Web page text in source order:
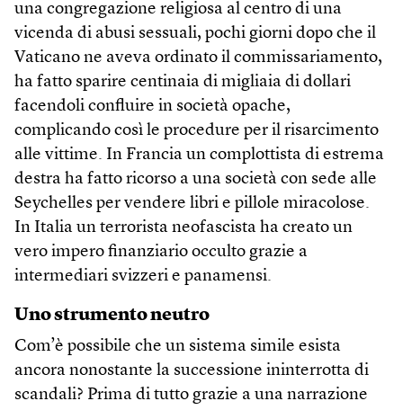
una congregazione religiosa al centro di una
vicenda di abusi sessuali, pochi giorni dopo che il
Vaticano ne aveva ordinato il commissariamento,
ha fatto sparire centinaia di migliaia di dollari
facendoli confluire in società opache,
complicando così le procedure per il risarcimento
alle vittime. In Francia un complottista di estrema
destra ha fatto ricorso a una società con sede alle
Seychelles per vendere libri e pillole miracolose.
In Italia un terrorista neofascista ha creato un
vero impero finanziario occulto grazie a
intermediari svizzeri e panamensi.
Uno strumento neutro
Com’è possibile che un sistema simile esista
ancora nonostante la successione ininterrotta di
scandali? Prima di tutto grazie a una narrazione